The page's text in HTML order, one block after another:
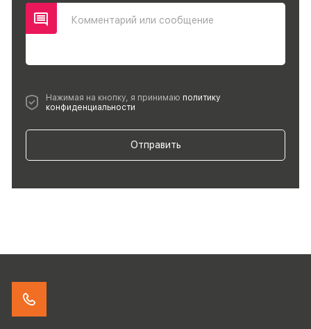
Комментарий или сообщение
Нажимая на кнопку, я принимаю политику
конфиденциальности
Отправить